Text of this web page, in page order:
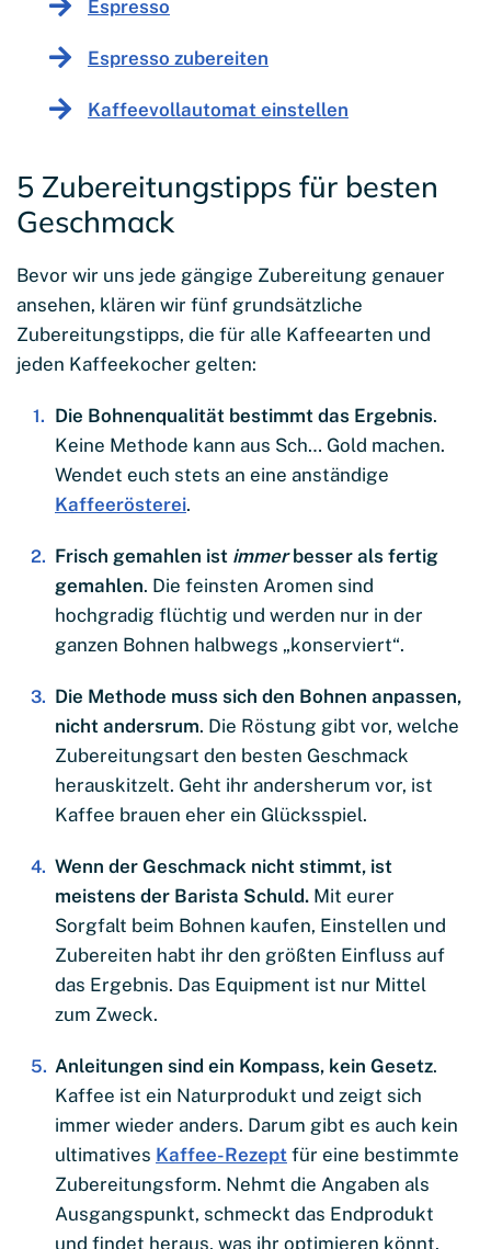
Espresso
Espresso zubereiten
Kaffeevollautomat einstellen
5 Zubereitungstipps für besten
Geschmack
Bevor wir uns jede gängige Zubereitung genauer
ansehen, klären wir fünf grundsätzliche
Zubereitungstipps, die für alle Kaffeearten und
jeden Kaffeekocher gelten:
Die Bohnenqualität bestimmt das Ergebnis.
Keine Methode kann aus Sch… Gold machen.
Wendet euch stets an eine anständige
Kaffeerösterei.
Frisch gemahlen ist immerbesser als fertig
gemahlen. Die feinsten Aromen sind
hochgradig flüchtig und werden nur in der
ganzen Bohnen halbwegs „konserviert“.
Die Methode muss sich den Bohnen anpassen,
nicht andersrum. Die Röstung gibt vor, welche
Zubereitungsart den besten Geschmack
herauskitzelt. Geht ihr andersherum vor, ist
Kaffee brauen eher ein Glücksspiel.
Wenn der Geschmack nicht stimmt, ist
meistens der Barista Schuld. Mit eurer
Sorgfalt beim Bohnen kaufen, Einstellen und
Zubereiten habt ihr den größten Einfluss auf
das Ergebnis. Das Equipment ist nur Mittel
zum Zweck.
Anleitungen sind ein Kompass, kein Gesetz.
Kaffee ist ein Naturprodukt und zeigt sich
immer wieder anders. Darum gibt es auch kein
ultimatives Kaffee-Rezept für eine bestimmte
Zubereitungsform. Nehmt die Angaben als
Ausgangspunkt, schmeckt das Endprodukt
und findet heraus, was ihr optimieren könnt.